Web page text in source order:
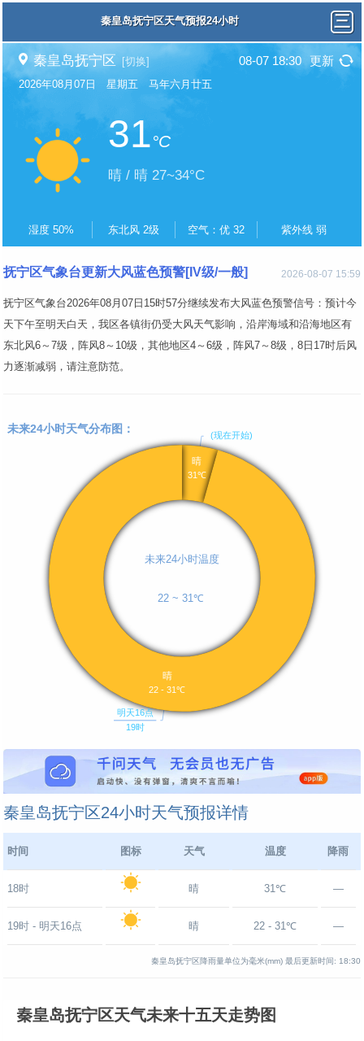
秦皇岛抚宁区天气预报24小时
秦皇岛抚宁区 [切换] 08-07 18:30 更新
2026年08月07日 星期五 马年六月廿五
31°C
晴 / 晴 27~34°C
湿度 50% 东北风 2级 空气：优 32 紫外线 弱
2026-08-07 15:59
抚宁区气象台更新大风蓝色预警[IV级/一般]
抚宁区气象台2026年08月07日15时57分继续发布大风蓝色预警信号：预计今
天下午至明天白天，我区各镇街仍受大风天气影响，沿岸海域和沿海地区有
东北风6～7级，阵风8～10级，其他地区4～6级，阵风7～8级，8日17时后风
力逐渐减弱，请注意防范。
秦皇岛抚宁区24小时天气预报详情
时间 图标 天气 温度 降雨
18时 晴 31℃ —
19时 - 明天16点 晴 22 - 31℃ —
秦皇岛抚宁区降雨量单位为毫米(mm) 最后更新时间: 18:30
秦皇岛抚宁区天气未来十五天走势图